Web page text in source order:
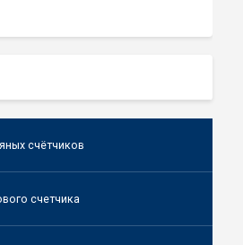
счётчиков
счетчика